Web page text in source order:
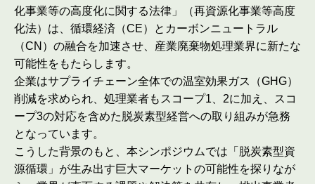
化事業等の高度化に関する法律」（再資源化事業等高度
化法）は、循環経済（CE）とカーボンニュートラル
（CN）の融合を加速させ、産業廃棄物処理業界に新たな
可能性をもたらします。
企業はサプライチェーン全体での温室効果ガス（GHG）
削減を求められ、処理業者もスコープ1、2に加え、スコ
ープ3の対応を含めた脱炭素型経営への取り組みが急務
となっています。
こうした背景のもと、本シンポジウムでは「脱炭素型資
源循環」が生み出す巨大マーケットの可能性を探りなが